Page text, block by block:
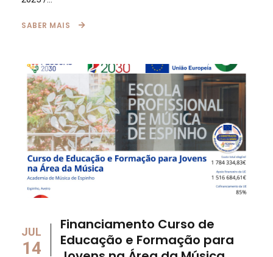
SABER MAIS
JUL
14
Financiamento Curso de
Educação e Formação para